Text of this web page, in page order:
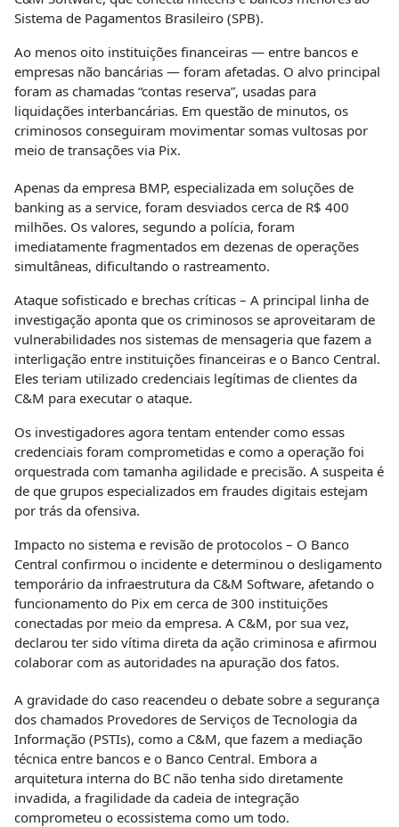
Sistema de Pagamentos Brasileiro (SPB).
Ao menos oito instituições financeiras — entre bancos e
empresas não bancárias — foram afetadas. O alvo principal
foram as chamadas “contas reserva”, usadas para
liquidações interbancárias. Em questão de minutos, os
criminosos conseguiram movimentar somas vultosas por
meio de transações via Pix.
Apenas da empresa BMP, especializada em soluções de
banking as a service, foram desviados cerca de R$ 400
milhões. Os valores, segundo a polícia, foram
imediatamente fragmentados em dezenas de operações
simultâneas, dificultando o rastreamento.
Ataque sofisticado e brechas críticas – A principal linha de
investigação aponta que os criminosos se aproveitaram de
vulnerabilidades nos sistemas de mensageria que fazem a
interligação entre instituições financeiras e o Banco Central.
Eles teriam utilizado credenciais legítimas de clientes da
C&M para executar o ataque.
Os investigadores agora tentam entender como essas
credenciais foram comprometidas e como a operação foi
orquestrada com tamanha agilidade e precisão. A suspeita é
de que grupos especializados em fraudes digitais estejam
por trás da ofensiva.
Impacto no sistema e revisão de protocolos – O Banco
Central confirmou o incidente e determinou o desligamento
temporário da infraestrutura da C&M Software, afetando o
funcionamento do Pix em cerca de 300 instituições
conectadas por meio da empresa. A C&M, por sua vez,
declarou ter sido vítima direta da ação criminosa e afirmou
colaborar com as autoridades na apuração dos fatos.
A gravidade do caso reacendeu o debate sobre a segurança
dos chamados Provedores de Serviços de Tecnologia da
Informação (PSTIs), como a C&M, que fazem a mediação
técnica entre bancos e o Banco Central. Embora a
arquitetura interna do BC não tenha sido diretamente
invadida, a fragilidade da cadeia de integração
comprometeu o ecossistema como um todo.